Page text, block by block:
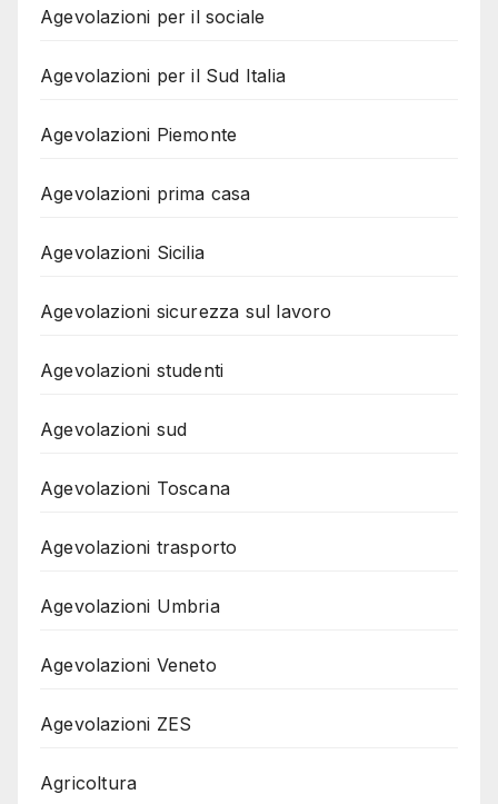
Agevolazioni per il sociale
Agevolazioni per il Sud Italia
Agevolazioni Piemonte
Agevolazioni prima casa
Agevolazioni Sicilia
Agevolazioni sicurezza sul lavoro
Agevolazioni studenti
Agevolazioni sud
Agevolazioni Toscana
Agevolazioni trasporto
Agevolazioni Umbria
Agevolazioni Veneto
Agevolazioni ZES
Agricoltura